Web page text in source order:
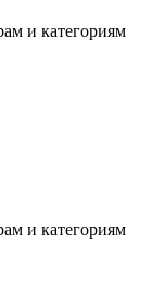
и категориям
и категориям